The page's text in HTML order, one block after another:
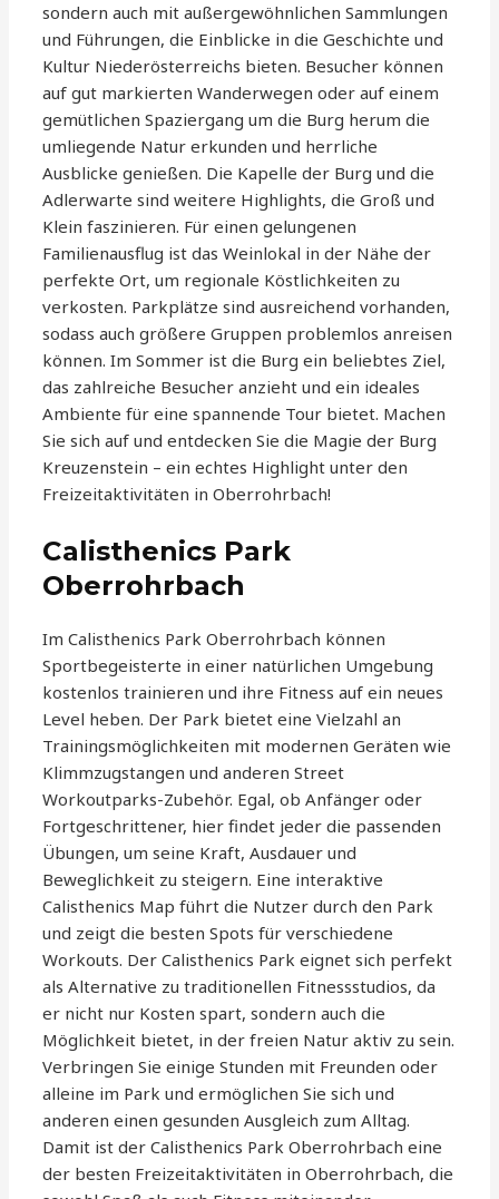
sondern auch mit außergewöhnlichen Sammlungen
und Führungen, die Einblicke in die Geschichte und
Kultur Niederösterreichs bieten. Besucher können
auf gut markierten Wanderwegen oder auf einem
gemütlichen Spaziergang um die Burg herum die
umliegende Natur erkunden und herrliche
Ausblicke genießen. Die Kapelle der Burg und die
Adlerwarte sind weitere Highlights, die Groß und
Klein faszinieren. Für einen gelungenen
Familienausflug ist das Weinlokal in der Nähe der
perfekte Ort, um regionale Köstlichkeiten zu
verkosten. Parkplätze sind ausreichend vorhanden,
sodass auch größere Gruppen problemlos anreisen
können. Im Sommer ist die Burg ein beliebtes Ziel,
das zahlreiche Besucher anzieht und ein ideales
Ambiente für eine spannende Tour bietet. Machen
Sie sich auf und entdecken Sie die Magie der Burg
Kreuzenstein – ein echtes Highlight unter den
Freizeitaktivitäten in Oberrohrbach!
Calisthenics Park
Oberrohrbach
Im Calisthenics Park Oberrohrbach können
Sportbegeisterte in einer natürlichen Umgebung
kostenlos trainieren und ihre Fitness auf ein neues
Level heben. Der Park bietet eine Vielzahl an
Trainingsmöglichkeiten mit modernen Geräten wie
Klimmzugstangen und anderen Street
Workoutparks-Zubehör. Egal, ob Anfänger oder
Fortgeschrittener, hier findet jeder die passenden
Übungen, um seine Kraft, Ausdauer und
Beweglichkeit zu steigern. Eine interaktive
Calisthenics Map führt die Nutzer durch den Park
und zeigt die besten Spots für verschiedene
Workouts. Der Calisthenics Park eignet sich perfekt
als Alternative zu traditionellen Fitnessstudios, da
er nicht nur Kosten spart, sondern auch die
Möglichkeit bietet, in der freien Natur aktiv zu sein.
Verbringen Sie einige Stunden mit Freunden oder
alleine im Park und ermöglichen Sie sich und
anderen einen gesunden Ausgleich zum Alltag.
Damit ist der Calisthenics Park Oberrohrbach eine
der besten Freizeitaktivitäten in Oberrohrbach, die